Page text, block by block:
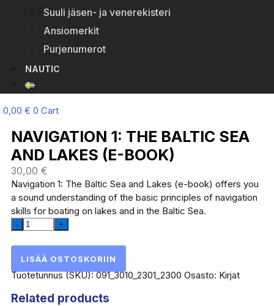
Suuli jäsen- ja venerekisteri
Ansiomerkit
Purjenumerot
NAUTIC
0,00 € 0 Cart
NAVIGATION 1: THE BALTIC SEA
AND LAKES (E-BOOK)
30,00 €
Navigation 1: The Baltic Sea and Lakes (e-book) offers you
a sound understanding of the basic principles of navigation
skills for boating on lakes and in the Baltic Sea.
Navigation
1:
Baltic
Sea
and
Lakes
(e-
quantity
LISÄÄ OSTOSKORIIN
Tuotetunnus (SKU):091_3010_2301_2300 Osasto: Kirjat
Related products